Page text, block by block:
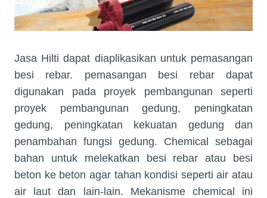
Jasa Hilti dapat diaplikasikan untuk pemasangan
besi rebar. pemasangan besi rebar dapat
digunakan pada proyek pembangunan seperti
proyek pembangunan gedung, peningkatan
gedung, peningkatan kekuatan gedung dan
penambahan fungsi gedung. Chemical sebagai
bahan untuk melekatkan besi rebar atau besi
beton ke beton agar tahan kondisi seperti air atau
air laut dan lain-lain. Mekanisme chemical ini